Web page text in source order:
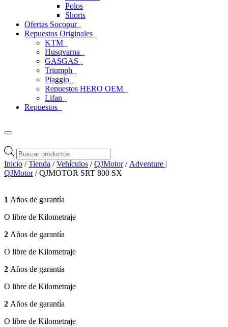
Polos
Shorts
Ofertas Socopur
Repuestos Originales
KTM
Husqvarna
GASGAS
Triumph
Piaggio
Repuestos HERO OEM
Lifan
Repuestos
Búsqueda
de
productos
Inicio /Tienda /Vehículos /QJMotor/ Adventure |
QJMotor/ QJMOTOR SRT 800 SX
1 Años de garantía
O libre de Kilometraje
2 Años de garantía
O libre de Kilometraje
2 Años de garantía
O libre de Kilometraje
2 Años de garantía
O libre de Kilometraje